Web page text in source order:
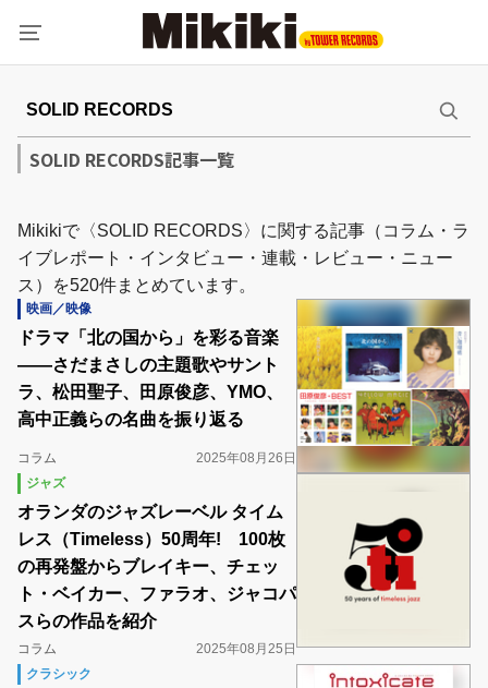
SOLID RECORDS記事一覧
Mikikiで〈SOLID RECORDS〉に関する記事（コラム・ラ
イブレポート・インタビュー・連載・レビュー・ニュー
ス）を520件まとめています。
映画／映像
ドラマ「北の国から」を彩る音楽
――さだまさしの主題歌やサント
ラ、松田聖子、田原俊彦、YMO、
高中正義らの名曲を振り返る
コラム
2025年08月26日
ジャズ
オランダのジャズレーベル タイム
レス（Timeless）50周年! 100枚
の再発盤からブレイキー、チェッ
ト・ベイカー、ファラオ、ジャコパ
スらの作品を紹介
コラム
2025年08月25日
クラシック